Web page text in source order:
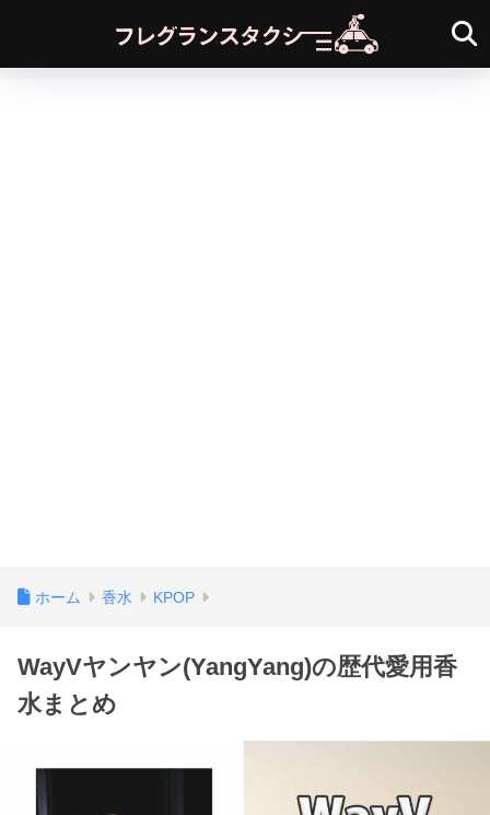
ホーム 香水 KPOP
WayVヤンヤン(YangYang)の歴代愛用香
水まとめ